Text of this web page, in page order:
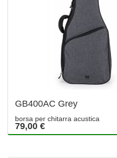
GB400AC Grey
borsa per chitarra acustica
79,00 €